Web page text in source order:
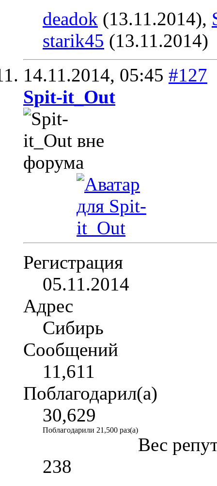
deadok (13.11.2014),
starik45 (13.11.2014)
14.11.2014, 05:45 #127
Spit-it_Out
Регистрация
05.11.2014
Адрес
Сибирь
Сообщений
11,611
Поблагодарил(а)
30,629
Поблагодарили 21,500 раз(а)
Вес
238